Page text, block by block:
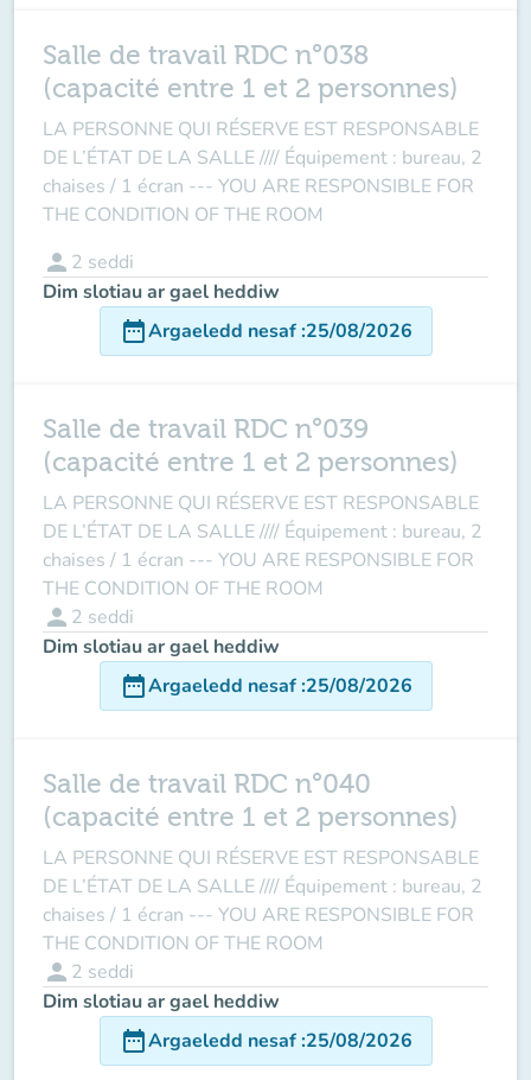
Salle de travail RDC n°038
(capacité entre 1 et 2 personnes)
LA PERSONNE QUI RÉSERVE EST RESPONSABLE
DE L’ÉTAT DE LA SALLE //// Équipement : bureau, 2
chaises / 1 écran --- YOU ARE RESPONSIBLE FOR
THE CONDITION OF THE ROOM
person 2 seddi
Dim slotiau ar gael heddiw
date_rangeArgaeledd nesaf:25/08/2026
Salle de travail RDC n°039
(capacité entre 1 et 2 personnes)
LA PERSONNE QUI RÉSERVE EST RESPONSABLE
DE L’ÉTAT DE LA SALLE //// Équipement : bureau, 2
chaises / 1 écran --- YOU ARE RESPONSIBLE FOR
THE CONDITION OF THE ROOM
person 2 seddi
Dim slotiau ar gael heddiw
date_rangeArgaeledd nesaf:25/08/2026
Salle de travail RDC n°040
(capacité entre 1 et 2 personnes)
LA PERSONNE QUI RÉSERVE EST RESPONSABLE
DE L’ÉTAT DE LA SALLE //// Équipement : bureau, 2
chaises / 1 écran --- YOU ARE RESPONSIBLE FOR
THE CONDITION OF THE ROOM
person 2 seddi
Dim slotiau ar gael heddiw
date_rangeArgaeledd nesaf:25/08/2026